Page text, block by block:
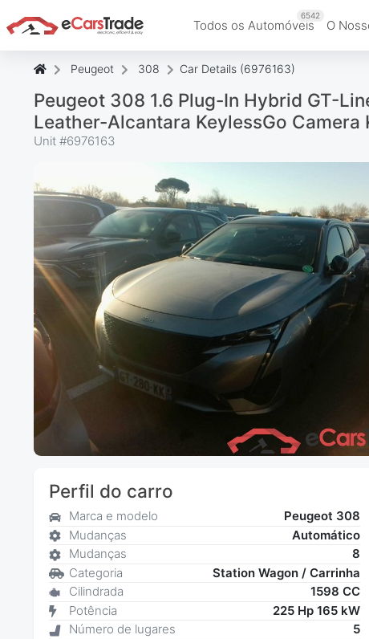
Todos os Automóveis
6542
O
Peugeot 308 Car Details (6976163)
Peugeot 308 1.6 Plug-In Hybrid GT-
Leather-Alcantara KeylessGo Camera
Unit #6976163
Perfil do carro
Marca e modelo
Peugeot 308
Mudanças
Automático
Mudanças
8
Categoria
Station Wagon / Carrinha
Cilindrada
1598 CC
Potência
225 Hp 165 kW
Número de lugares
5